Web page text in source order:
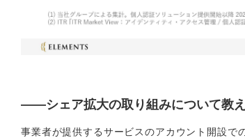
――シェア拡大の取り組みについて教え
事業者が提供するサービスのアカウント開設で